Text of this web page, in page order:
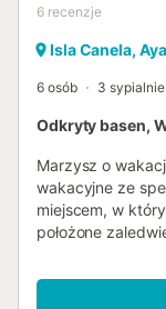
6 recenzje
Isla Canela,
6 osób 3 sypialnie
Odkryty basen,
Marzysz o
wakacyjne ze
miejscem, w
położone
od pierwszej
wątpienia duże